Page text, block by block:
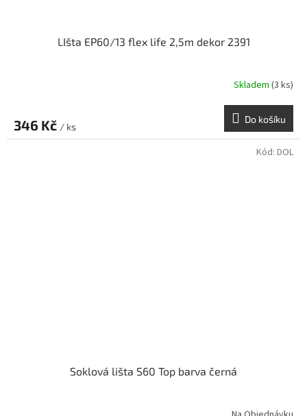
LIšta EP60/13 flex life 2,5m dekor 2391
Skladem (3 ks)
346 Kč / ks
Do košíku
Soklová lišta S60 Top barva černá
Kód: DOL